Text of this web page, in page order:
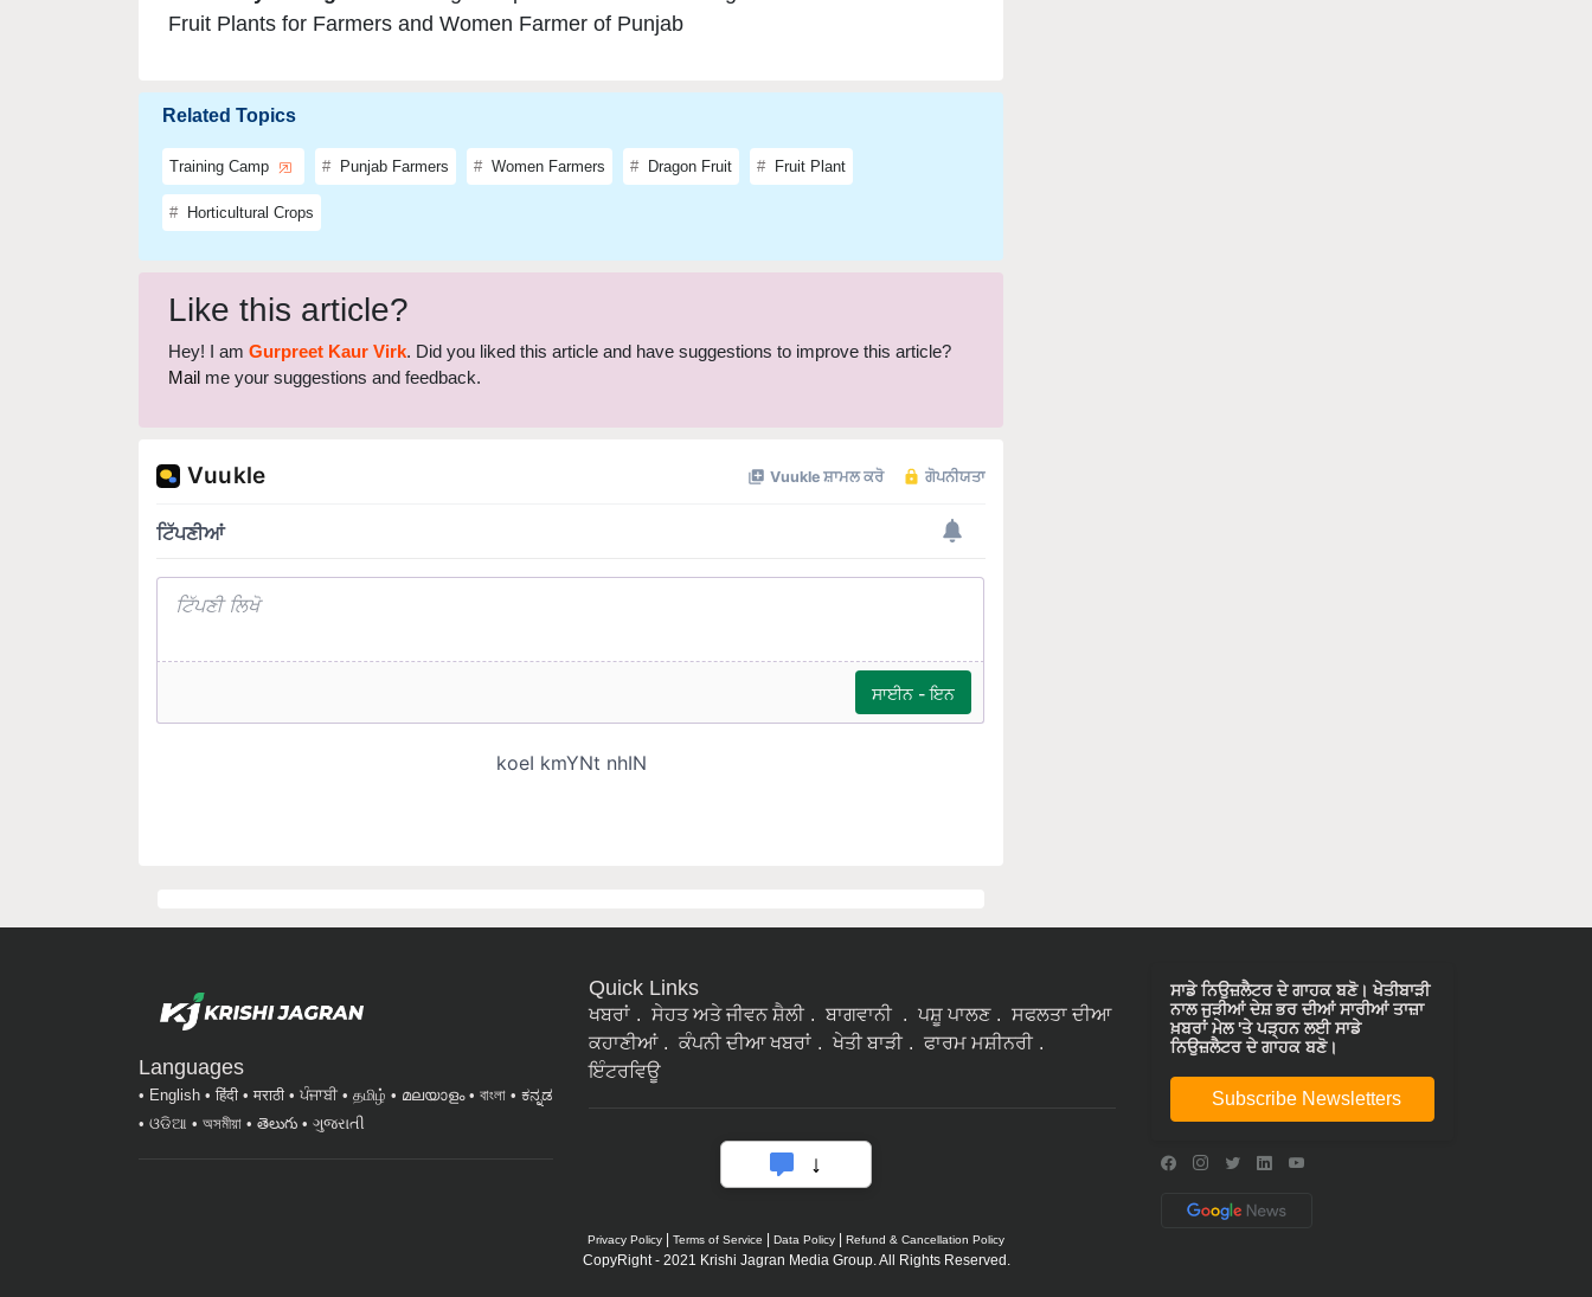
Training Camp
Horticultural Crops
Like this article?
Hey! I am Gurpreet Kaur Virk. Did you liked this article and have suggestions to improve this article?
Languages
ଓଡିଆ
অসমীয়া తెలుగు ગુજરાતી
ਖਬਰਾਂ ਸੇਹਤ ਅਤੇ ਜੀਵਨ ਸ਼ੈਲੀ
ਕਹਾਣੀਆਂ
ਕੰਪਨੀ ਦੀਆ ਖਬਰਾਂ ਖੇਤੀ ਬਾੜੀ
ਫਾਰਮ ਮਸ਼ੀਨਰੀ
ਇੰਟਰਵਿਊ
ਖ਼ਬਰਾਂ ਮੇਲ 'ਤੇ ਪੜ੍ਹਨ ਲਈ ਸਾਡੇ
ਨਿਉਜ਼ਲੈਟਰ ਦੇ ਗਾਹਕ ਬਣੋ।
Subscribe Newsletters